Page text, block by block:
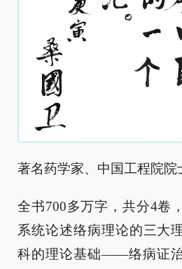
著名药学家、中国工程院院
全书700多万字，共分4卷
系统论述络病理论的三大
科的理论基础——络病证